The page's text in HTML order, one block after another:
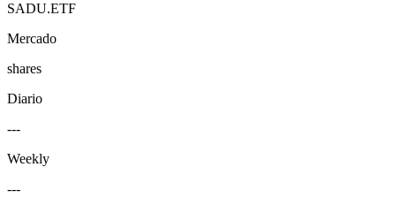
SADU.ETF
Mercado
shares
Diario
---
Weekly
---